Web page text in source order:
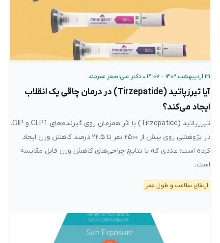
۳۱ اردیبهشت ۱۴۰۲ – ۱۴:۰۷ • دکتر علی‌اصغر هنرمند
آیا تیرزپاتید (Tirzepatide) در درمان چاقی یک انقلاب
ایجاد می‌کند؟
تیرزپاتید (Tirzepatide) با اثر همزمان روی گیرنده‌های GLP1 و GIP،
در پژوهشی روی بیش از ۲۵۰۰ نفر تا ۲۲.۵ درصد کاهش وزن ایجاد
کرده است؛ عددی که با نتایج جراحی‌های کاهش وزن قابل مقایسه
است.
ارتقای سلامت و طول عمر